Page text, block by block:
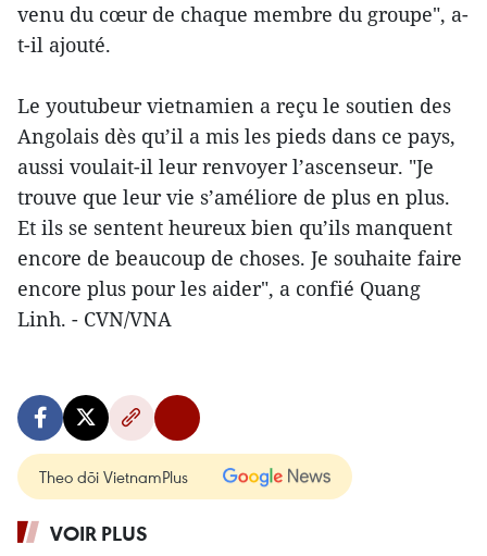
venu du cœur de chaque membre du groupe", a-
t-il ajouté.
Le youtubeur vietnamien a reçu le soutien des
Angolais dès qu’il a mis les pieds dans ce pays,
aussi voulait-il leur renvoyer l’ascenseur. "Je
trouve que leur vie s’améliore de plus en plus.
Et ils se sentent heureux bien qu’ils manquent
encore de beaucoup de choses. Je souhaite faire
encore plus pour les aider", a confié Quang
Linh. - CVN/VNA
Theo dõi VietnamPlus
VOIR PLUS